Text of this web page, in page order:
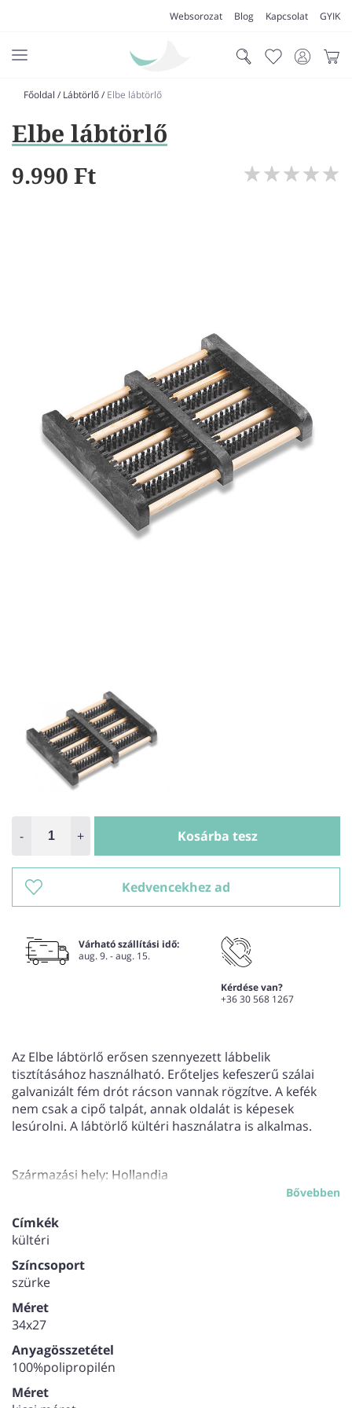
Websorozat Blog Kapcsolat GYIK
SZŐNYEG
LÁBTÖRLŐ
FÜRDŐSZOBA SZŐNYEG
AJÁNDÉK ÖTLETEK
VINYL FALBURKOLAT
Főoldal / Lábtörlő/ Elbe lábtörlő
Elbe lábtörlő
9.990 Ft
- + Kosárba tesz
Kedvencekhez ad
Várható szállítási idő:
aug. 9. - aug. 15.
Kérdése van?
+36 30 568 1267
Az Elbe lábtörlő erősen szennyezett lábbelik
tisztításához használható. Erőteljes kefeszerű szálai
galvanizált fém drót rácson vannak rögzítve. A kefék
nem csak a cipő talpát, annak oldalát is képesek
lesúrolni. A lábtörlő kültéri használatra is alkalmas.
Származási hely: Hollandia
Bővebben
Címkék
kültéri
Színcsoport
szürke
Méret
34x27
Anyagösszetétel
100%polipropilén
Méret